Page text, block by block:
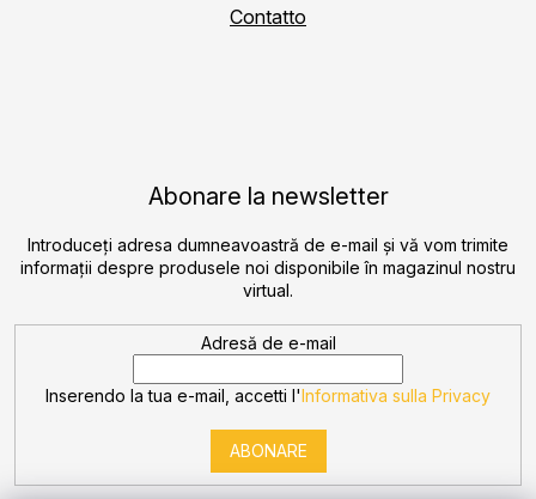
Contatto
Abonare la newsletter
Introduceţi adresa dumneavoastră de e-mail şi vă vom trimite
informaţii despre produsele noi disponibile în magazinul nostru
virtual.
Adresă de e-mail
Inserendo la tua e-mail, accetti l'Informativa sulla Privacy
ABONARE